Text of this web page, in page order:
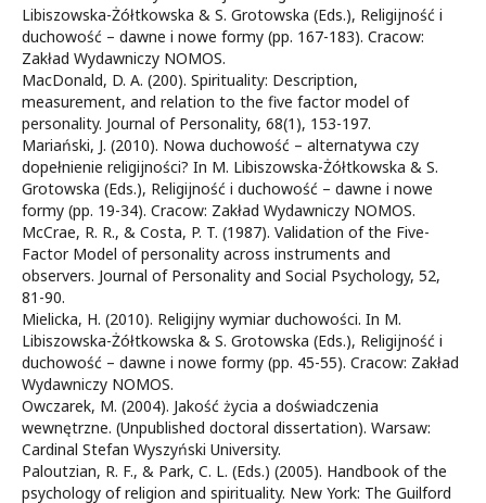
Libiszowska-Żółtkowska & S. Grotowska (Eds.), Religijność i
duchowość – dawne i nowe formy (pp. 167-183). Cracow:
Zakład Wydawniczy NOMOS.
MacDonald, D. A. (200). Spirituality: Description,
measurement, and relation to the five factor model of
personality. Journal of Personality, 68(1), 153-197.
Mariański, J. (2010). Nowa duchowość – alternatywa czy
dopełnienie religijności? In M. Libiszowska-Żółtkowska & S.
Grotowska (Eds.), Religijność i duchowość – dawne i nowe
formy (pp. 19-34). Cracow: Zakład Wydawniczy NOMOS.
McCrae, R. R., & Costa, P. T. (1987). Validation of the Five-
Factor Model of personality across instruments and
observers. Journal of Personality and Social Psychology, 52,
81-90.
Mielicka, H. (2010). Religijny wymiar duchowości. In M.
Libiszowska-Żółtkowska & S. Grotowska (Eds.), Religijność i
duchowość – dawne i nowe formy (pp. 45-55). Cracow: Zakład
Wydawniczy NOMOS.
Owczarek, M. (2004). Jakość życia a doświadczenia
wewnętrzne. (Unpublished doctoral dissertation). Warsaw:
Cardinal Stefan Wyszyński University.
Paloutzian, R. F., & Park, C. L. (Eds.) (2005). Handbook of the
psychology of religion and spirituality. New York: The Guilford